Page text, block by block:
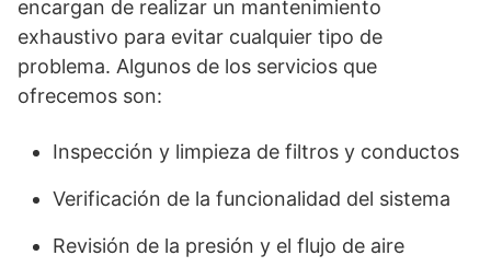
encargan de realizar un mantenimiento
exhaustivo para evitar cualquier tipo de
problema. Algunos de los servicios que
ofrecemos son:
Inspección y limpieza de filtros y conductos
Verificación de la funcionalidad del sistema
Revisión de la presión y el flujo de aire